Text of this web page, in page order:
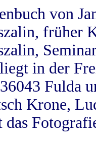
von
früher
in der
Fulda
Krone,